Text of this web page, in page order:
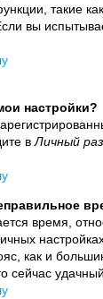
такие
вы
настройки?
вЛичный
время,
как и
сейчас